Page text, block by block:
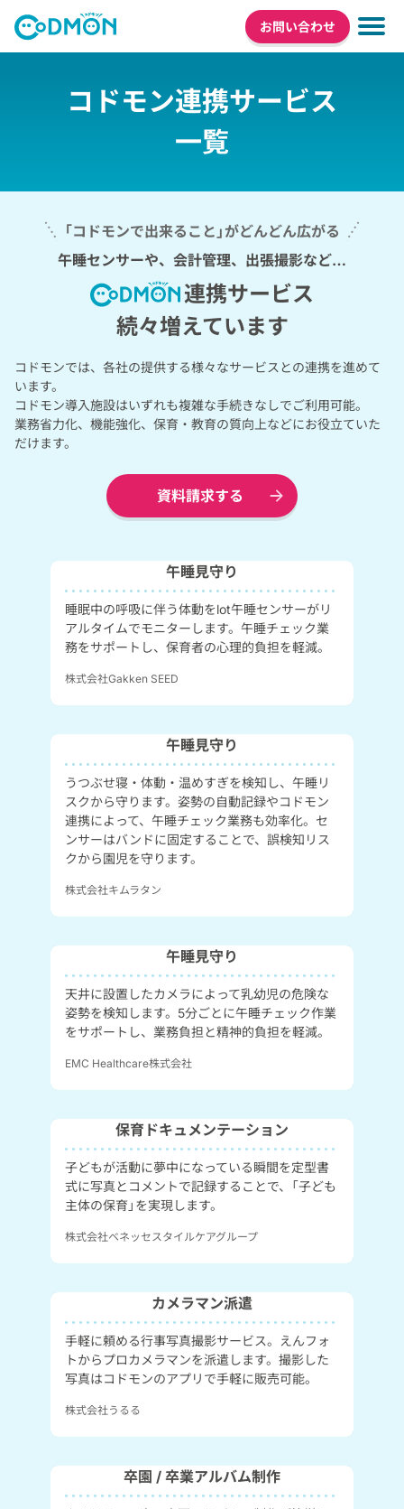
お問い合わせ
コドモン連携サービス
一覧
「コドモンで出来ること」がどんどん広がる
午睡センサーや、会計管理、出張撮影など…
連携サービス
続々増えています
コドモンでは、各社の提供する様々なサービスとの連携を進めて
います。
コドモン導入施設はいずれも複雑な手続きなしでご利用可能。
業務省力化、機能強化、保育・教育の質向上などにお役立ていた
だけます。
資料請求する
午睡見守り
睡眠中の呼吸に伴う体動をlot午睡センサーがリ
アルタイムでモニターします。午睡チェック業
務をサポートし、保育者の心理的負担を軽減。
株式会社Gakken SEED​
午睡見守り
うつぶせ寝・体動・温めすぎを検知し、午睡リ
スクから守ります。姿勢の自動記録やコドモン
連携によって、午睡チェック業務も効率化。セ
ンサーはバンドに固定することで、誤検知リス
クから園児を守ります。
株式会社キムラタン
午睡見守り
天井に設置したカメラによって乳幼児の危険な
姿勢を検知します。5分ごとに午睡チェック作業
をサポートし、業務負担と精神的負担を軽減。
EMC Healthcare株式会社
保育ドキュメンテーション
子どもが活動に夢中になっている瞬間を定型書
式に写真とコメントで記録することで、「子ども
主体の保育」を実現します。
株式会社ベネッセスタイルケアグループ
カメラマン派遣
手軽に頼める行事写真撮影サービス。えんフォ
トからプロカメラマンを派遣します。撮影した
写真はコドモンのアプリで手軽に販売可能。
株式会社うるる
卒園 / 卒業アルバム制作